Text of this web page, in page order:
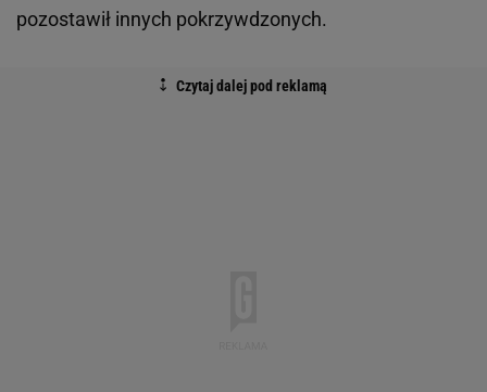
pozostawił innych pokrzywdzonych.